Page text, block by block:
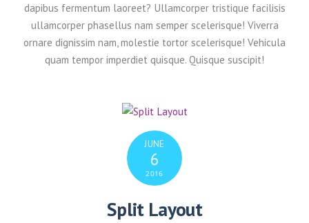
dapibus fermentum laoreet? Ullamcorper tristique facilisis
ullamcorper phasellus nam semper scelerisque! Viverra
ornare dignissim nam, molestie tortor scelerisque! Vehicula
quam tempor imperdiet quisque. Quisque suscipit!
JUNE
6
2016
Split Layout